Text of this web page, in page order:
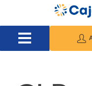
Saltar al contenido